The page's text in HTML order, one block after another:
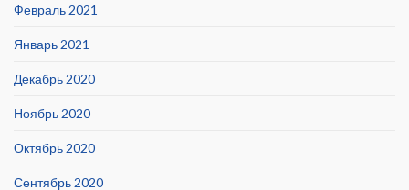
Февраль 2021
Январь 2021
Декабрь 2020
Ноябрь 2020
Октябрь 2020
Сентябрь 2020